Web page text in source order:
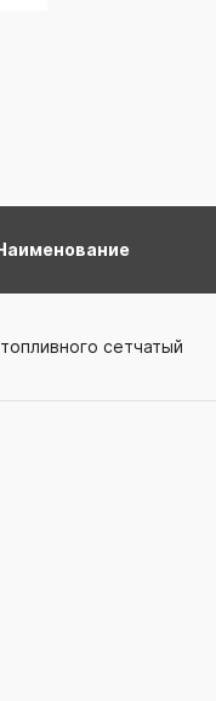
сетчатый